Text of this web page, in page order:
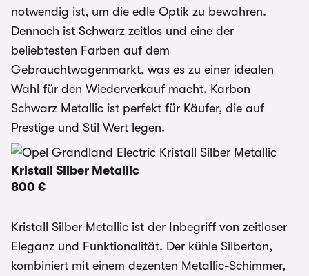
notwendig ist, um die edle Optik zu bewahren.
Dennoch ist Schwarz zeitlos und eine der
beliebtesten Farben auf dem
Gebrauchtwagenmarkt, was es zu einer idealen
Wahl für den Wiederverkauf macht. Karbon
Schwarz Metallic ist perfekt für Käufer, die auf
Prestige und Stil Wert legen.
Kristall Silber Metallic
800 €
Kristall Silber Metallic ist der Inbegriff von zeitloser
Eleganz und Funktionalität. Der kühle Silberton,
kombiniert mit einem dezenten Metallic-Schimmer,